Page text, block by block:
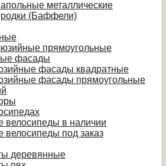
металлические
(Баффели)
прямоугольные
фасады
фасады квадратные
фасады прямоугольные
велосипеды в наличии
велосипеды под заказ
деревянные